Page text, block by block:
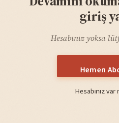
giriş
Hesabınız yoksa
Hemen
Hesabınız var